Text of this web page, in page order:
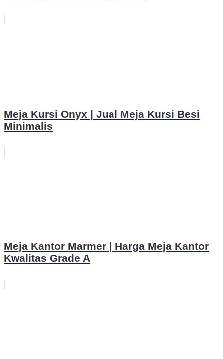
Meja Kursi Onyx | Jual Meja Kursi Besi
Minimalis
Meja Kantor Marmer | Harga Meja Kantor
Kwalitas Grade A